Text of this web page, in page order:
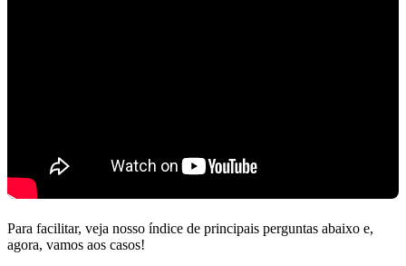
Para facilitar, veja nosso índice de principais perguntas abaixo e,
agora, vamos aos casos!